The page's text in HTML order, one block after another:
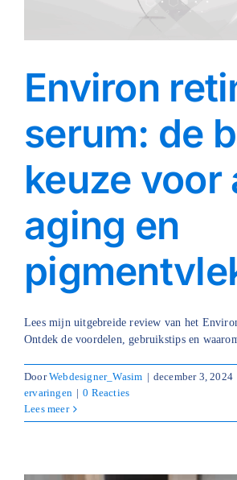
Environ
serum: de
keuze voor
aging en
Lees mijn uitgebreide review van het
Ontdek de voordelen, gebruikstips en
DoorWebdesigner_Wasim | december 3, 2024
ervaringen | 0 Reacties
Lees meer